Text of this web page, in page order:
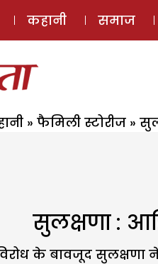
कहानी समाज
» फैमिली स्टोरीज »
सुलक्षणा :
के बावजूद सुलक्षणा